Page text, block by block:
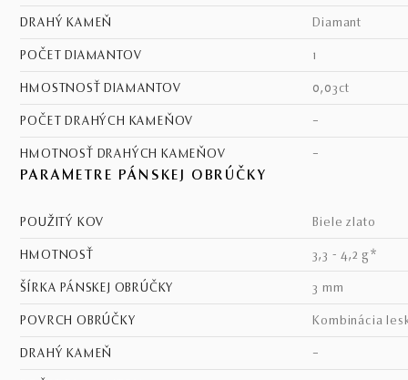
DRAHÝ KAMEŇ diamant
POČET DIAMANTOV 1
HMOSTNOSŤ DIAMANTOV 0,03ct
POČET DRAHÝCH KAMEŇOV –
HMOTNOSŤ DRAHÝCH KAMEŇOV –
PARAMETRE PÁNSKEJ OBRÚČKY
POUŽITÝ KOV biele zlato
HMOTNOSŤ 3,3 - 4,2 g*
ŠÍRKA PÁNSKEJ OBRÚČKY 3 mm
POVRCH OBRÚČKY kombinácia
DRAHÝ KAMEŇ –